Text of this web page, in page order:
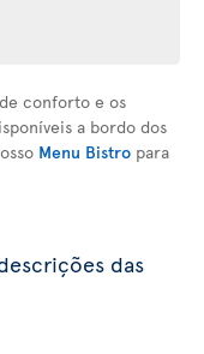
conforto e os
a bordo dos
Menu Bistro para
das